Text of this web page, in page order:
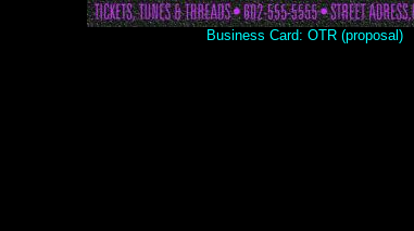
Business Card: OTR (proposal)